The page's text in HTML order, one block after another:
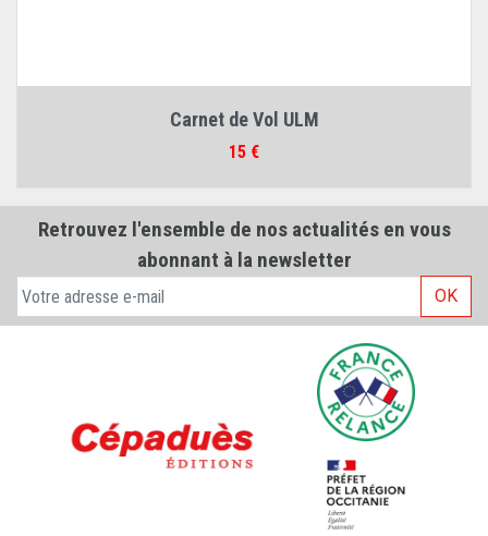
Carnet de Vol ULM
Prix
15 €
Retrouvez l'ensemble de nos actualités en vous
abonnant à la newsletter
OK